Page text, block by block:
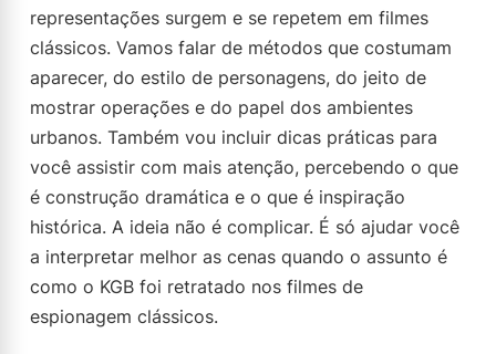
representações surgem e se repetem em filmes
clássicos. Vamos falar de métodos que costumam
aparecer, do estilo de personagens, do jeito de
mostrar operações e do papel dos ambientes
urbanos. Também vou incluir dicas práticas para
você assistir com mais atenção, percebendo o que
é construção dramática e o que é inspiração
histórica. A ideia não é complicar. É só ajudar você
a interpretar melhor as cenas quando o assunto é
como o KGB foi retratado nos filmes de
espionagem clássicos.